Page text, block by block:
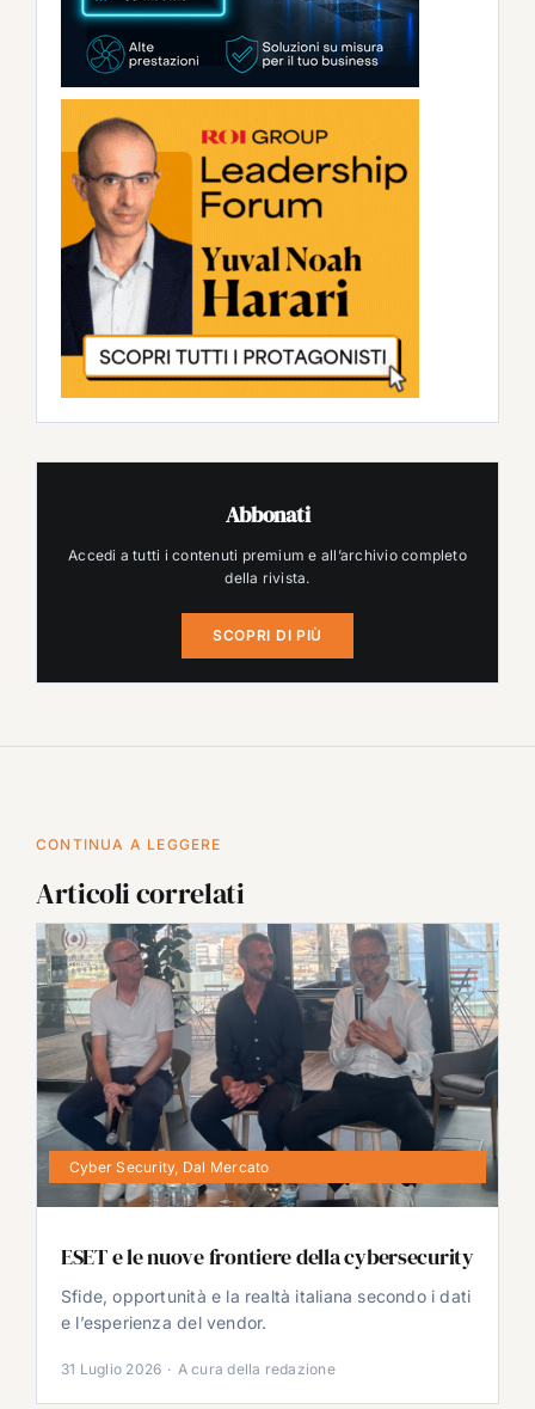
Abbonati
Accedi a tutti i contenuti premium e all’archivio completo
della rivista.
SCOPRI DI PIÙ
CONTINUA A LEGGERE
Articoli correlati
Cyber Security, Dal Mercato
ESET e le nuove frontiere della cybersecurity
Sfide, opportunità e la realtà italiana secondo i dati
e l’esperienza del vendor.
31 Luglio 2026 · A cura della redazione